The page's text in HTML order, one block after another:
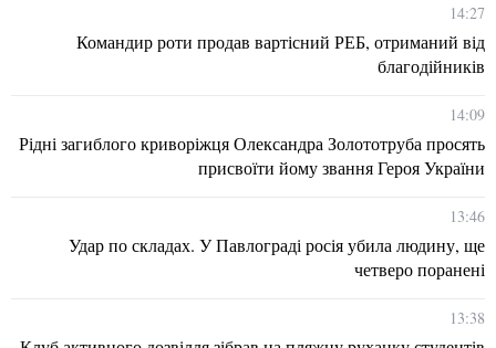
14:27
Командир роти продав вартісний РЕБ, отриманий від
благодійників
14:09
Рідні загиблого криворіжця Олександра Золототруба просять
присвоїти йому звання Героя України
13:46
Удар по складах. У Павлограді росія убила людину, ще
четверо поранені
13:38